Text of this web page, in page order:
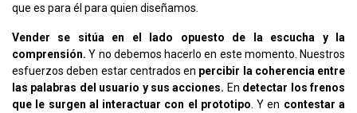
que es para él para quien diseñamos.
Vender se sitúa en el lado opuesto de la escucha y la
comprensión. Y no debemos hacerlo en este momento. Nuestros
esfuerzos deben estar centrados en percibir la coherencia entre
las palabras del usuario y sus acciones. En detectar los frenos
que le surgen al interactuar con el prototipo . Y en contestar a